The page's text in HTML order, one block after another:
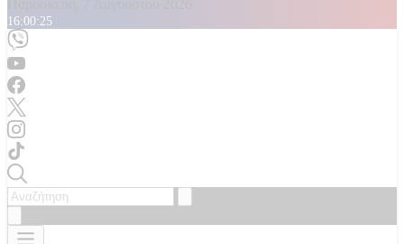
16:00:26